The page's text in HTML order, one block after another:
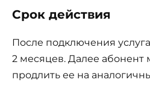
Срок действия
После подключения
2 месяцев. Далее абонент
продлить ее на